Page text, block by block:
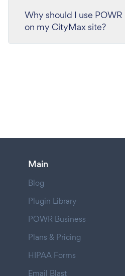
Why should I use
on my CityMax site?
Main
Blog
Plugin Library
POWR Business
Plans & Pricing
HIPAA Forms
Email Blast